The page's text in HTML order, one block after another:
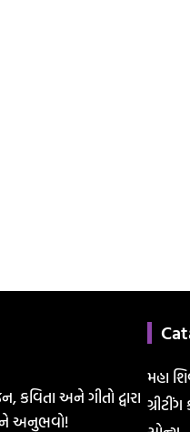
અને ગીતો દ્વારા
અનુભવો!
મહા
ગ્રીટીંગ